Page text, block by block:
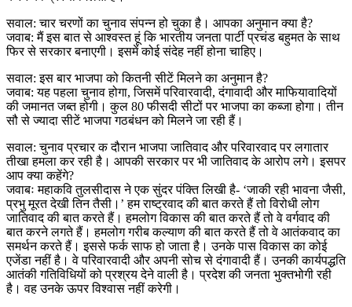
सवाल: चार चरणों का चुनाव संपन्न हो चुका है। आपका अनुमान क्या है?
जवाब: मैं इस बात से आश्वस्त हूं कि भारतीय जनता पार्टी प्रचंड बहुमत के साथ
फिर से सरकार बनाएगी। इसमें कोई संदेह नहीं होना चाहिए।
सवाल: इस बार भाजपा को कितनी सीटें मिलने का अनुमान है?
जवाब: यह पहला चुनाव होगा, जिसमें परिवारवादी, दंगावादी और माफियावादियों
की जमानत जब्त होगी। कुल 80 फीसदी सीटों पर भाजपा का कब्जा होगा। तीन
सौ से ज्यादा सीटें भाजपा गठबंधन को मिलने जा रही हैं।
सवाल: चुनाव प्रचार क दौरान भाजपा जातिवाद और परिवारवाद पर लगातार
तीखा हमला कर रही है। आपकी सरकार पर भी जातिवाद के आरोप लगे। इसपर
आप क्या कहेंगे?
जवाबः महाकवि तुलसीदास ने एक सुंदर पंक्ति लिखी है- ‘जाकी रही भावना जैसी,
प्रभु मूरत देखी तिन तैसी।’ हम राष्ट्रवाद की बात करते हैं तो विरोधी लोग
जातिवाद की बात करते हैं। हमलोग विकास की बात करते हैं तो वे वर्गवाद की
बात करने लगते हैं। हमलोग गरीब कल्याण की बात करते हैं तो वे आतंकवाद का
समर्थन करते हैं। इससे फर्क साफ हो जाता है। उनके पास विकास का कोई
एजेंडा नहीं है। वे परिवारवादी और अपनी सोच से दंगावादी हैं। उनकी कार्यपद्धति
आतंकी गतिविधियों को प्रश्रय देने वाली है। प्रदेश की जनता भुक्तभोगी रही
है। वह उनके ऊपर विश्वास नहीं करेगी।